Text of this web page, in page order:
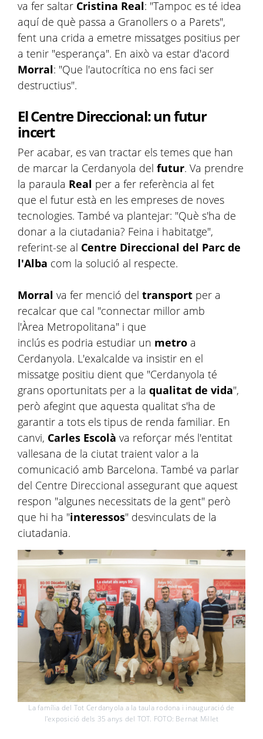
va fer saltar Cristina Real: "Tampoc es té idea
aquí de què passa a Granollers o a Parets",
fent una crida a emetre missatges positius per
a tenir "esperança". En això va estar d'acord
Morral: "Que l'autocrítica no ens faci ser
destructius".
El Centre Direccional: un futur
incert
Per acabar, es van tractar els temes que han
de marcar la Cerdanyola del futur. Va prendre
la paraula Real per a fer referència al fet
que el futur està en les empreses de noves
tecnologies. També va plantejar: "Què s'ha de
donar a la ciutadania? Feina i habitatge",
referint-se al Centre Direccional del Parc de
l'Alba com la solució al respecte.
Morral va fer menció del transport per a
recalcar que cal "connectar millor amb
l'Àrea Metropolitana" i que
inclús es podria estudiar un metro a
Cerdanyola. L'exalcalde va insistir en el
missatge positiu dient que "Cerdanyola té
grans oportunitats per a la qualitat de vida",
però afegint que aquesta qualitat s'ha de
garantir a tots els tipus de renda familiar. En
canvi, Carles Escolà va reforçar més l'entitat
vallesana de la ciutat traient valor a la
comunicació amb Barcelona. També va parlar
del Centre Direccional assegurant que aquest
respon "algunes necessitats de la gent" però
que hi ha "interessos" desvinculats de la
ciutadania.
La família del Tot Cerdanyola a la taula rodona i inauguració de
l'exposició dels 35 anys del TOT. FOTO: Bernat Millet